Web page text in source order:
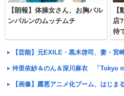
【朗報】体操女さん、お胸バル
ンバルンのムッチムチ
店
待
し
話
【芸能】元EXILE・黒木啓司、妻・宮崎麗果被告へのDV
仲里依紗＆のん＆深川麻衣 「Tokyo
【画像】露悪アニメ化ブーム、はじま